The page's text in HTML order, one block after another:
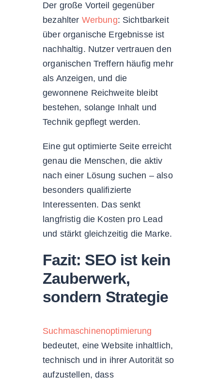
Der große Vorteil gegenüber
bezahlter Werbung: Sichtbarkeit
über organische Ergebnisse ist
nachhaltig. Nutzer vertrauen den
organischen Treffern häufig mehr
als Anzeigen, und die
gewonnene Reichweite bleibt
bestehen, solange Inhalt und
Technik gepflegt werden.
Eine gut optimierte Seite erreicht
genau die Menschen, die aktiv
nach einer Lösung suchen – also
besonders qualifizierte
Interessenten. Das senkt
langfristig die Kosten pro Lead
und stärkt gleichzeitig die Marke.
Fazit: SEO ist kein
Zauberwerk,
sondern Strategie
Suchmaschinenoptimierung
bedeutet, eine Website inhaltlich,
technisch und in ihrer Autorität so
aufzustellen, dass